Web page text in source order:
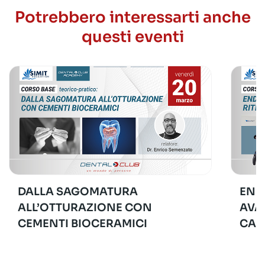
Potrebbero interessarti anche
questi eventi
DALLA SAGOMATURA
ALL’OTTURAZIONE CON
CEMENTI BIOCERAMICI